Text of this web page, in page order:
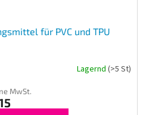
für PVC und TPU
Lagernd (>5 St)
MwSt.